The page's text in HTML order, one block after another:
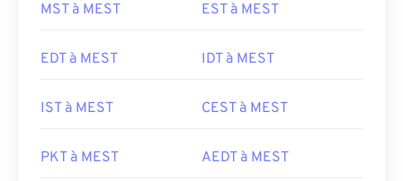
MST à MEST EST à MEST
EDT à MEST IDT à MEST
IST à MEST CEST à MEST
PKT à MEST AEDT à MEST